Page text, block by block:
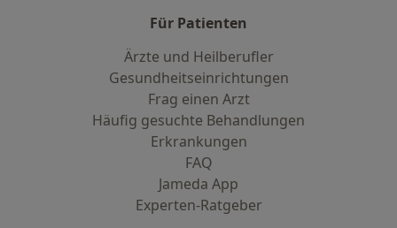
Für Patienten
Ärzte und Heilberufler
Gesundheitseinrichtungen
Frag einen Arzt
Häufig gesuchte Behandlungen
Erkrankungen
FAQ
Jameda App
Experten-Ratgeber